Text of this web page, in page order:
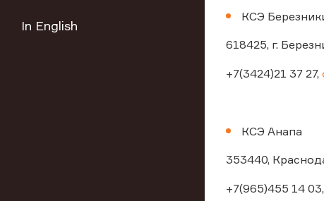
In English
КСЭ
618425, г.
+7(3424)21 37 27,
КСЭ Анапа
353440,
+7(965)455 14 03,